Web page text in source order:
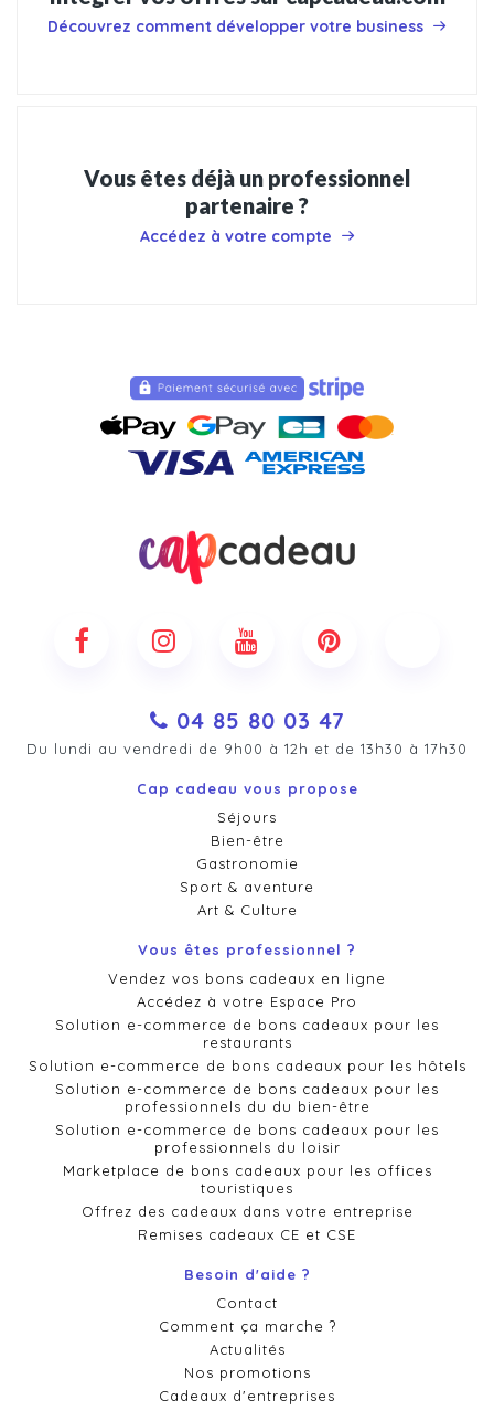
Découvrez comment développer votre business
Vous êtes déjà un professionnel
partenaire ?
Accédez à votre compte
04 85 80 03 47
Du lundi au vendredi de 9h00 à 12h et de 13h30 à 17h30
Cap cadeau vous propose
Séjours
Bien-être
Gastronomie
Sport & aventure
Art & Culture
Vous êtes professionnel ?
Vendez vos bons cadeaux en ligne
Accédez à votre Espace Pro
Solution e-commerce de bons cadeaux pour les
restaurants
Solution e-commerce de bons cadeaux pour les hôtels
Solution e-commerce de bons cadeaux pour les
professionnels du du bien-être
Solution e-commerce de bons cadeaux pour les
professionnels du loisir
Marketplace de bons cadeaux pour les offices
touristiques
Offrez des cadeaux dans votre entreprise
Remises cadeaux CE et CSE
Besoin d'aide ?
Contact
Comment ça marche ?
Actualités
Nos promotions
Cadeaux d'entreprises